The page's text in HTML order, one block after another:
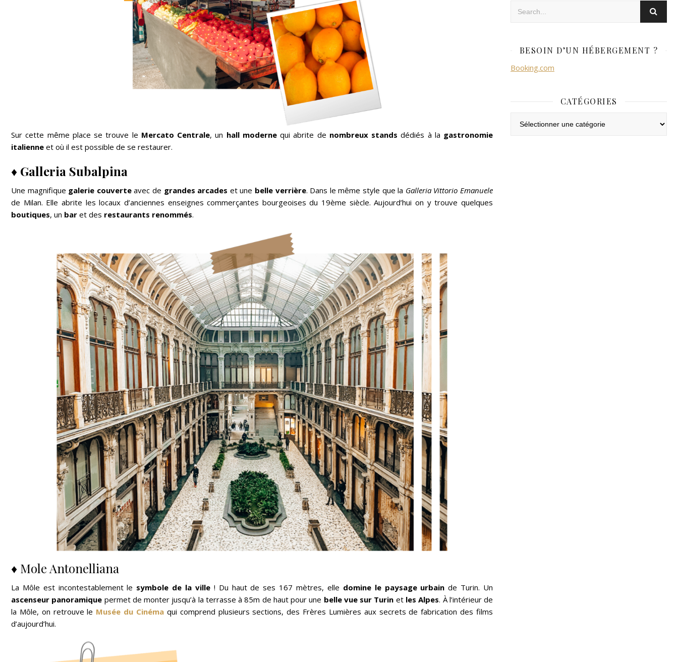
Sur cette même place se trouve le Mercato Centrale, un hall modernequi abrite de nombreux stands dédiés à la gastronomie
italienne et où il est possible de se restaurer.
♦ Galleria Subalpina
Une magnifique galerie couverteavec de grandes arcades et une belle verrière. Dans le même style que la Galleria Vittorio Emanuele
de Milan. Elle abrite les locaux d’anciennes enseignes commerçantes bourgeoises du 19ème siècle. Aujourd’hui on y trouve quelques
boutiques, un bar et des restaurants renommés.
♦ Mole Antonelliana
La Môle est incontestablement le symbole de la ville! Du haut de ses 167 mètres, elle domine le paysage urbain de Turin. Un
ascenseur panoramique permet de monter jusqu’à la terrasse à 85m de haut pour une belle vue sur Turin et les Alpes. À l’intérieur de
la Môle, on retrouve le Musée du Cinémaqui comprend plusieurs sections, des Frères Lumières aux secrets de fabrication des films
d’aujourd’hui.
BESOIN D’UN HÉBERGEMENT ?
Booking.com
CATÉGORIES